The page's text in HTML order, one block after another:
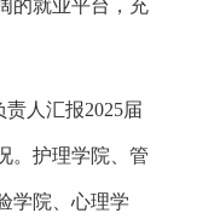
的就业平台，充
人汇报2025届
。护理学院、管
学院、心理学